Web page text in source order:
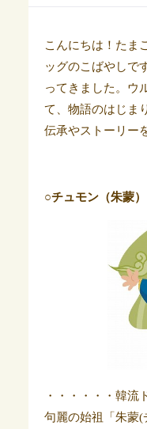
こんにちは！たま
ッグのこばやしで
ってきました。ウ
て、物語のはじま
伝承やストーリー
○チュモン（朱蒙
・・・・・・韓流
句麗の始祖「朱蒙